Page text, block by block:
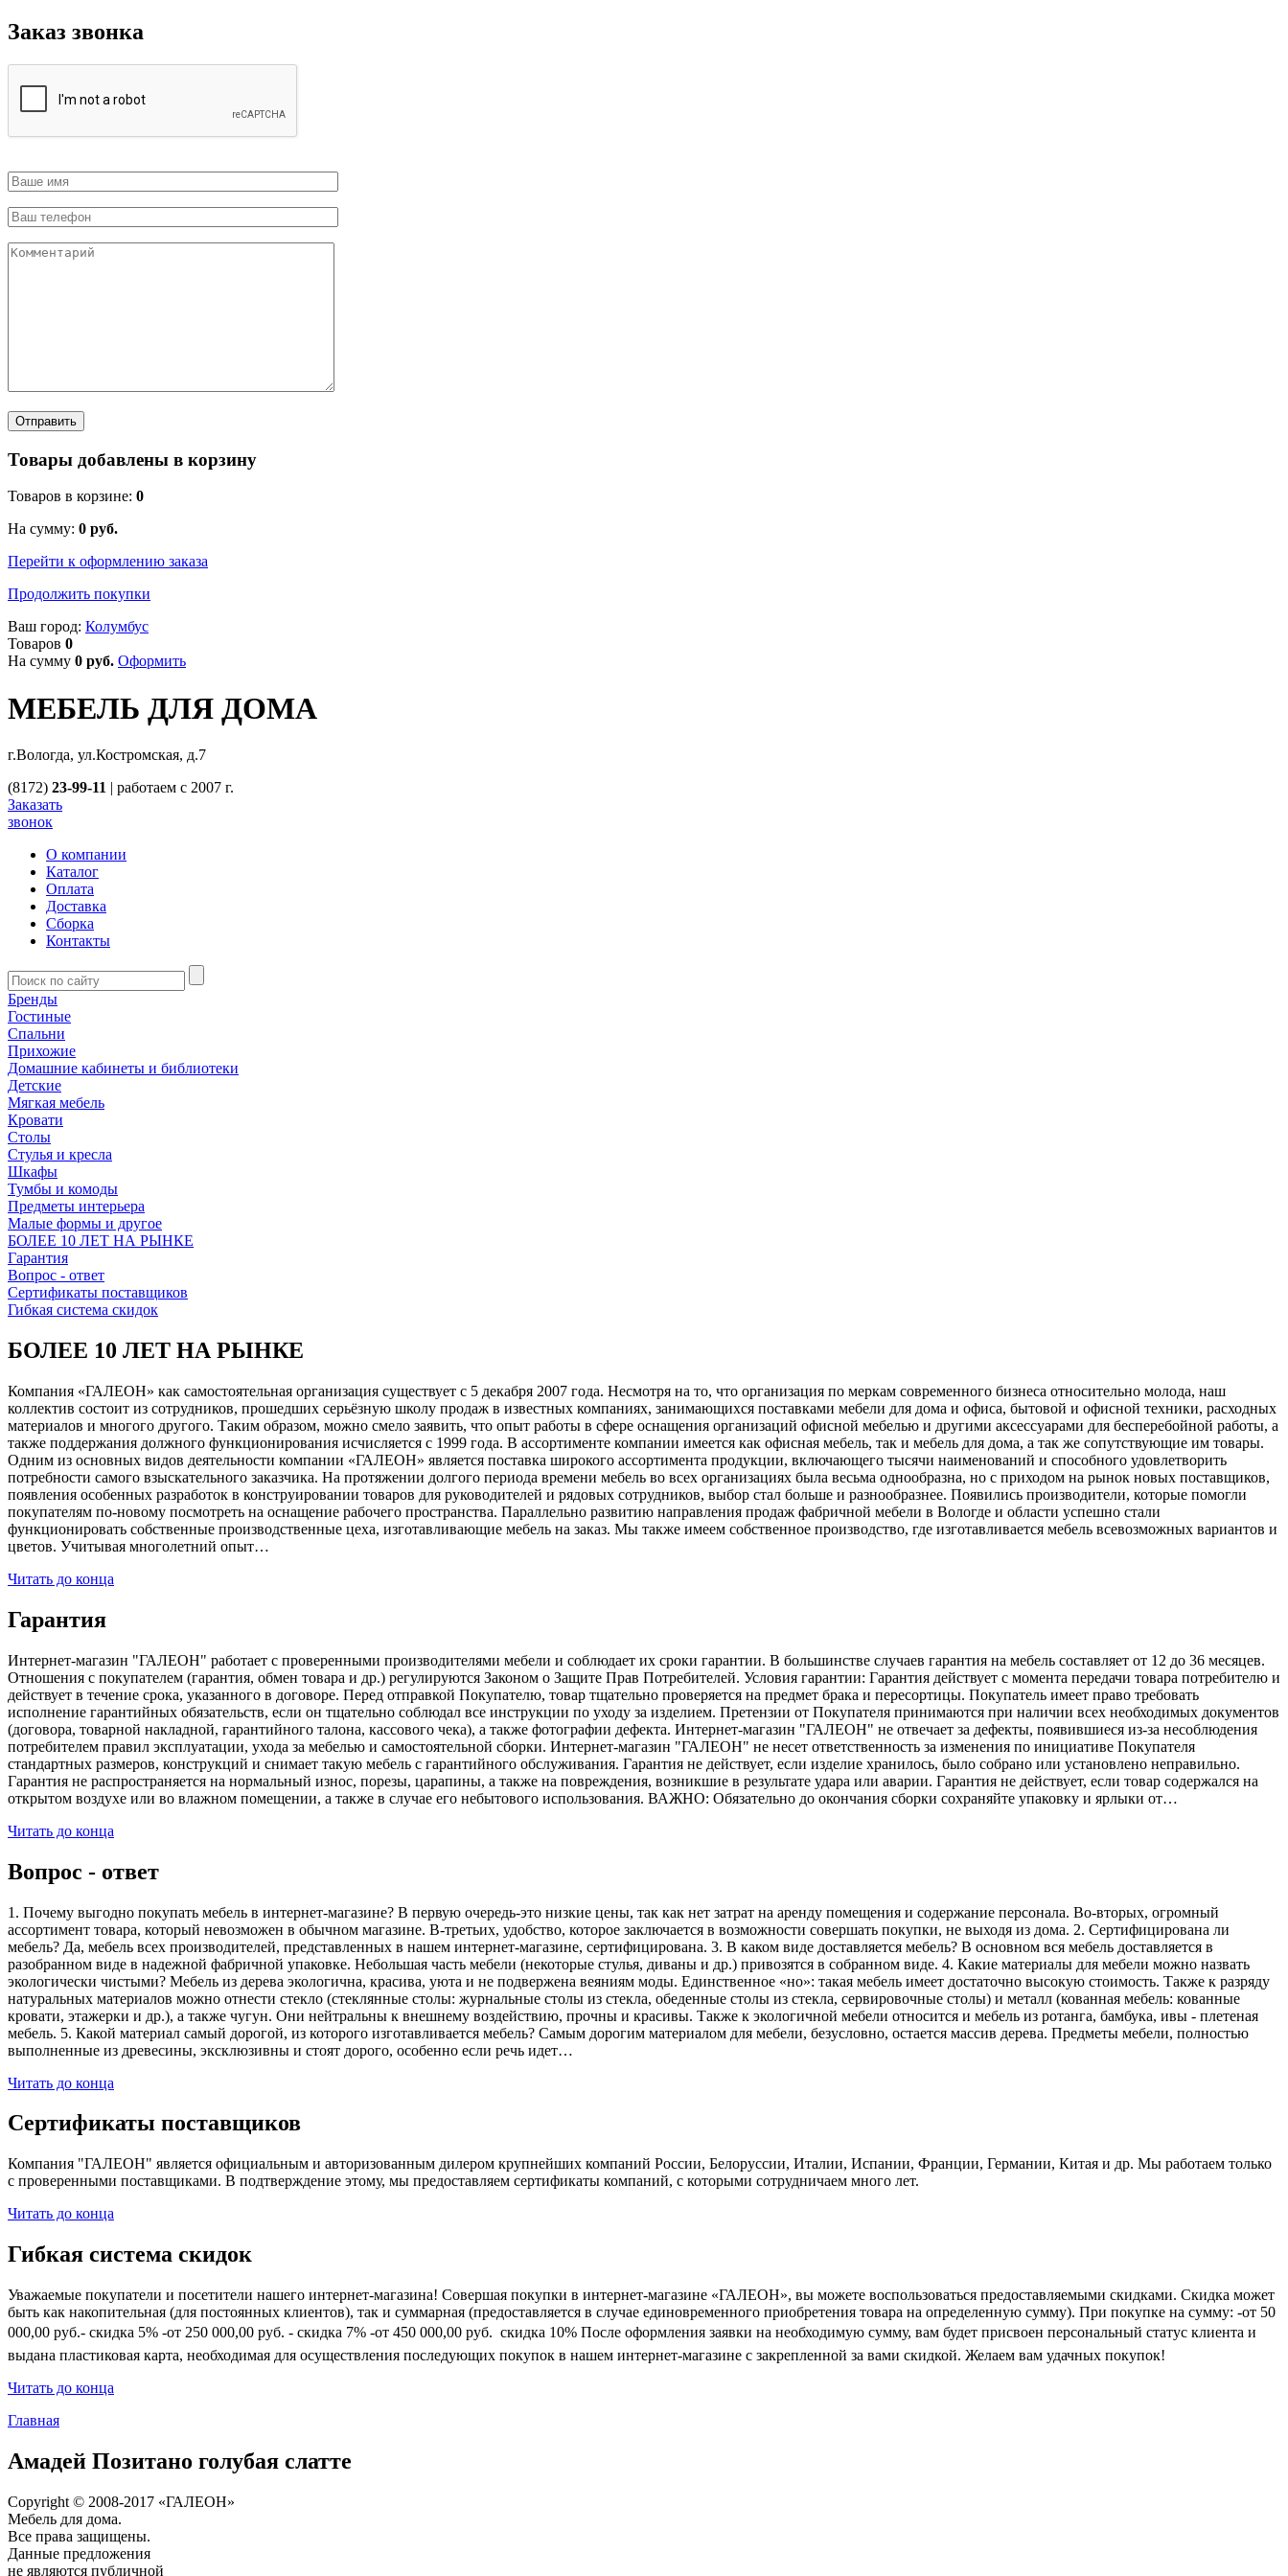
Заказ звонка
Товары добавлены в корзину
Товаров в корзине: 0
На сумму: 0 руб.
Перейти к оформлению заказа
Продолжить покупки
Ваш город: Колумбус
Товаров 0
На сумму 0 руб. Оформить
МЕБЕЛЬ ДЛЯ ДОМА
г.Вологда, ул.Костромская, д.7
(8172) 23-99-11 | работаем с 2007 г.
Заказать
звонок
О компании
Каталог
Оплата
Доставка
Сборка
Контакты
Бренды
Гостиные
Спальни
Прихожие
Домашние кабинеты и библиотеки
Детские
Мягкая мебель
Кровати
Столы
Стулья и кресла
Шкафы
Тумбы и комоды
Предметы интерьера
Малые формы и другое
БОЛЕЕ 10 ЛЕТ НА РЫНКЕ
Гарантия
Вопрос - ответ
Сертификаты поставщиков
Гибкая система скидок
БОЛЕЕ 10 ЛЕТ НА РЫНКЕ
Компания «ГАЛЕОН» как самостоятельная организация существует с 5 декабря 2007 года. Несмотря на то, что организация по меркам современного бизнеса относительно молода, наш
коллектив состоит из сотрудников, прошедших серьёзную школу продаж в известных компаниях, занимающихся поставками мебели для дома и офиса, бытовой и офисной техники, расходных
материалов и многого другого. Таким образом, можно смело заявить, что опыт работы в сфере оснащения организаций офисной мебелью и другими аксессуарами для бесперебойной работы, а
также поддержания должного функционирования исчисляется с 1999 года. В ассортименте компании имеется как офисная мебель, так и мебель для дома, а так же сопутствующие им товары.
Одним из основных видов деятельности компании «ГАЛЕОН» является поставка широкого ассортимента продукции, включающего тысячи наименований и способного удовлетворить
потребности самого взыскательного заказчика. На протяжении долгого периода времени мебель во всех организациях была весьма однообразна, но с приходом на рынок новых поставщиков,
появления особенных разработок в конструировании товаров для руководителей и рядовых сотрудников, выбор стал больше и разнообразнее. Появились производители, которые помогли
покупателям по-новому посмотреть на оснащение рабочего пространства. Параллельно развитию направления продаж фабричной мебели в Вологде и области успешно стали
функционировать собственные производственные цеха, изготавливающие мебель на заказ. Мы также имеем собственное производство, где изготавливается мебель всевозможных вариантов и
цветов. Учитывая многолетний опыт…
Читать до конца
Гарантия
Интернет-магазин "ГАЛЕОН" работает с проверенными производителями мебели и соблюдает их сроки гарантии. В большинстве случаев гарантия на мебель составляет от 12 до 36 месяцев.
Отношения с покупателем (гарантия, обмен товара и др.) регулируются Законом о Защите Прав Потребителей. Условия гарантии: Гарантия действует с момента передачи товара потребителю и
действует в течение срока, указанного в договоре. Перед отправкой Покупателю, товар тщательно проверяется на предмет брака и пересортицы. Покупатель имеет право требовать
исполнение гарантийных обязательств, если он тщательно соблюдал все инструкции по уходу за изделием. Претензии от Покупателя принимаются при наличии всех необходимых документов
(договора, товарной накладной, гарантийного талона, кассового чека), а также фотографии дефекта. Интернет-магазин "ГАЛЕОН" не отвечает за дефекты, появившиеся из-за несоблюдения
потребителем правил эксплуатации, ухода за мебелью и самостоятельной сборки. Интернет-магазин "ГАЛЕОН" не несет ответственность за изменения по инициативе Покупателя
стандартных размеров, конструкций и снимает такую мебель с гарантийного обслуживания. Гарантия не действует, если изделие хранилось, было собрано или установлено неправильно.
Гарантия не распространяется на нормальный износ, порезы, царапины, а также на повреждения, возникшие в результате удара или аварии. Гарантия не действует, если товар содержался на
открытом воздухе или во влажном помещении, а также в случае его небытового использования. ВАЖНО: Обязательно до окончания сборки сохраняйте упаковку и ярлыки от…
Читать до конца
Вопрос - ответ
1. Почему выгодно покупать мебель в интернет-магазине? В первую очередь-это низкие цены, так как нет затрат на аренду помещения и содержание персонала. Во-вторых, огромный
ассортимент товара, который невозможен в обычном магазине. В-третьих, удобство, которое заключается в возможности совершать покупки, не выходя из дома. 2. Сертифицирована ли
мебель? Да, мебель всех производителей, представленных в нашем интернет-магазине, сертифицирована. 3. В каком виде доставляется мебель? В основном вся мебель доставляется в
разобранном виде в надежной фабричной упаковке. Небольшая часть мебели (некоторые стулья, диваны и др.) привозятся в собранном виде. 4. Какие материалы для мебели можно назвать
экологически чистыми? Мебель из дерева экологична, красива, уюта и не подвержена веяниям моды. Единственное «но»: такая мебель имеет достаточно высокую стоимость. Также к разряду
натуральных материалов можно отнести стекло (стеклянные столы: журнальные столы из стекла, обеденные столы из стекла, сервировочные столы) и металл (кованная мебель: кованные
кровати, этажерки и др.), а также чугун. Они нейтральны к внешнему воздействию, прочны и красивы. Также к экологичной мебели относится и мебель из ротанга, бамбука, ивы - плетеная
мебель. 5. Какой материал самый дорогой, из которого изготавливается мебель? Самым дорогим материалом для мебели, безусловно, остается массив дерева. Предметы мебели, полностью
выполненные из древесины, эксклюзивны и стоят дорого, особенно если речь идет…
Читать до конца
Сертификаты поставщиков
Компания "ГАЛЕОН" является официальным и авторизованным дилером крупнейших компаний России, Белоруссии, Италии, Испании, Франции, Германии, Китая и др. Мы работаем только
с проверенными поставщиками. В подтверждение этому, мы предоставляем сертификаты компаний, с которыми сотрудничаем много лет.
Читать до конца
Гибкая система скидок
Уважаемые покупатели и посетители нашего интернет-магазина! Совершая покупки в интернет-магазине «ГАЛЕОН», вы можете воспользоваться предоставляемыми скидками. Скидка может
быть как накопительная (для постоянных клиентов), так и суммарная (предоставляется в случае единовременного приобретения товара на определенную сумму). При покупке на сумму: -от 50
000,00 руб.- скидка 5% -от 250 000,00 руб. - скидка 7% -от 450 000,00 руб.  скидка 10% После оформления заявки на необходимую сумму, вам будет присвоен персональный статус клиента и
выдана пластиковая карта, необходимая для осуществления последующих покупок в нашем интернет-магазине с закрепленной за вами скидкой. Желаем вам удачных покупок!
Читать до конца
Главная
Амадей Позитано голубая слатте
Copyright © 2008-2017 «ГАЛЕОН»
Мебель для дома.
Все права защищены.
Данные предложения
не являются публичной